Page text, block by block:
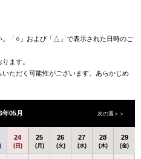
。「○」および「△」で表示された日時のご
ます。
ただく可能性がございます。あらかじめ
年05月 次の週＞＞
24
(日)
25
(月)
26
(火)
27
(水)
28
(木)
29
(金)